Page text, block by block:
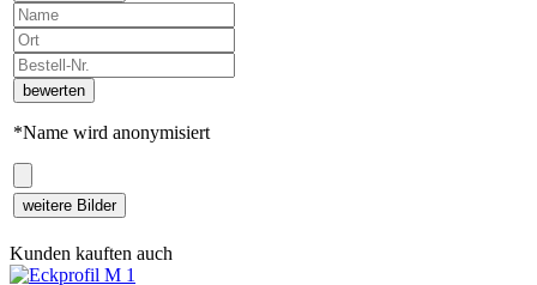
bewerten
*Name wird anonymisiert
weitere Bilder
Kunden kauften auch